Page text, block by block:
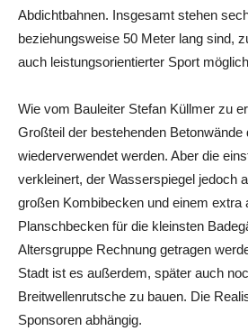
Abdichtbahnen. Insgesamt stehen
beziehungsweise 50 Meter lang sind,
auch leistungsorientierter Sport
Wie vom Bauleiter Stefan Küllmer zu
Großteil der bestehenden Betonwände
wiederverwendet werden. Aber die
verkleinert, der Wasserspiegel jedoch
großen Kombibecken und einem extra
Planschbecken für die kleinsten
Altersgruppe Rechnung getragen
Stadt ist es außerdem, später auch
Breitwellenrutsche zu bauen. Die
Sponsoren abhängig.